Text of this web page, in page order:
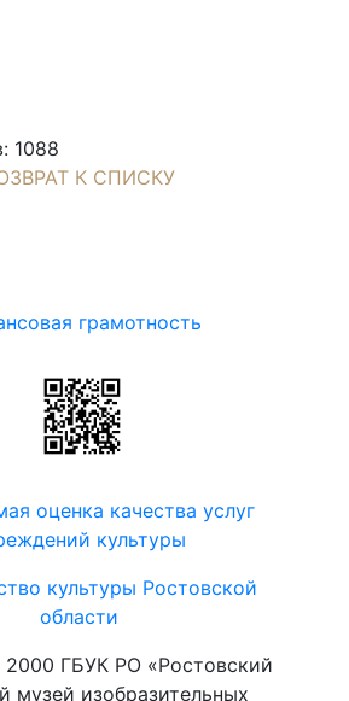
1088
К СПИСКУ
грамотность
оценка качества услуг
культуры
культуры Ростовской
области
ГБУК РО «Ростовский
музей изобразительных